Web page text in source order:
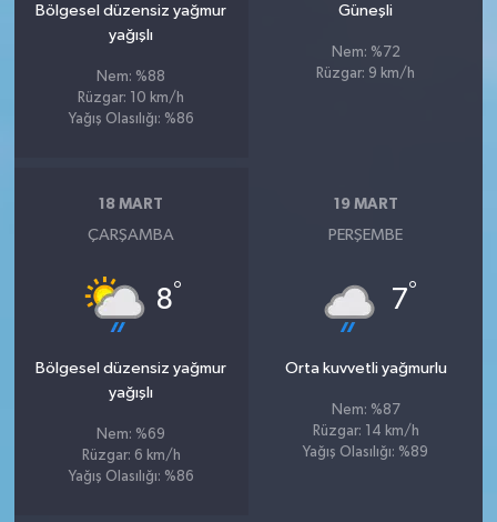
Bölgesel düzensiz yağmur
yağışlı
Nem: %88
Rüzgar: 10 km/h
Yağış Olasılığı: %86
Güneşli
Nem: %72
Rüzgar: 9 km/h
18 MART
ÇARŞAMBA
8°
Bölgesel düzensiz yağmur
yağışlı
Nem: %69
Rüzgar: 6 km/h
Yağış Olasılığı: %86
19 MART
PERŞEMBE
7°
Orta kuvvetli yağmurlu
Nem: %87
Rüzgar: 14 km/h
Yağış Olasılığı: %89